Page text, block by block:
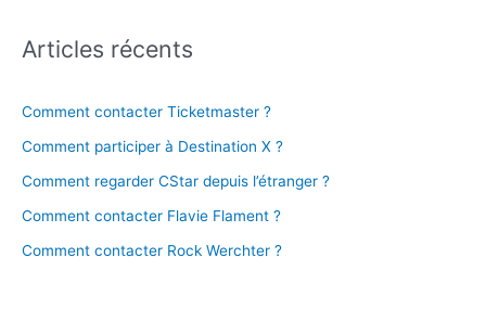
Articles récents
Comment contacter Ticketmaster ?
Comment participer à Destination X ?
Comment regarder CStar depuis l’étranger ?
Comment contacter Flavie Flament ?
Comment contacter Rock Werchter ?